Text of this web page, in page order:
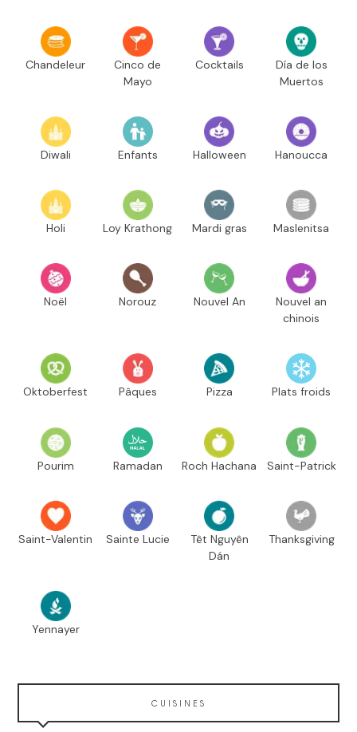
Chandeleur
Cinco de
Mayo
Cocktails
Día de los
Muertos
Diwali Enfants Halloween Hanoucca
Holi Loy Krathong Mardi gras Maslenitsa
Noël Norouz Nouvel An
Nouvel an
chinois
Oktoberfest Pâques Pizza Plats froids
Pourim Ramadan Roch Hachana Saint-Patrick
Saint-Valentin Sainte Lucie
Têt Nguyên
Dán
Thanksgiving
Yennayer
CUISINES